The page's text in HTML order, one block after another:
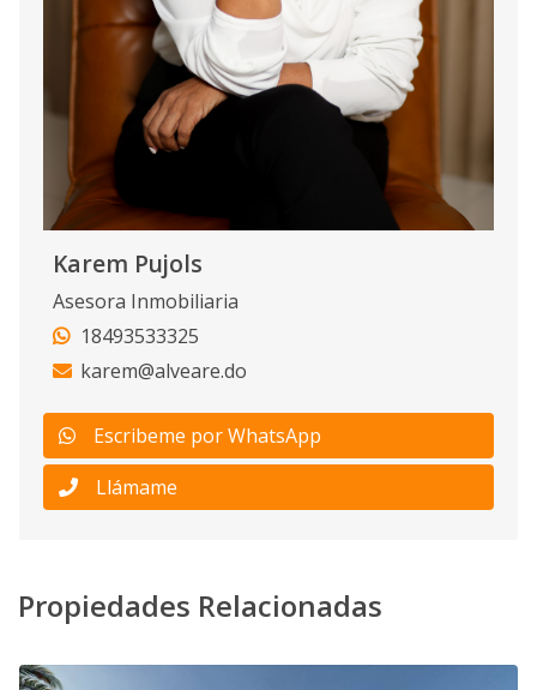
Karem Pujols
Asesora Inmobiliaria
18493533325
karem@alveare.do
Escribeme por WhatsApp
Llámame
Propiedades Relacionadas